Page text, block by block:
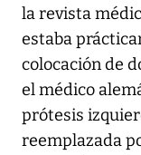
la revista
estaba
colocación de
el médico
prótesis
reemplazada